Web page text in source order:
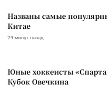
Названы самые
Китае
29 минут назад
Юные хоккеисты
Кубок Овечкина